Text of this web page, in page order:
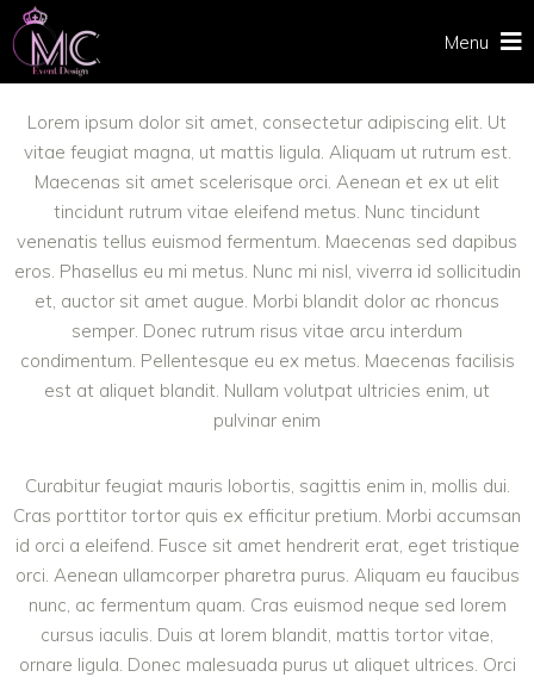
Menu
Lorem ipsum dolor sit amet, consectetur adipiscing elit. Ut
vitae feugiat magna, ut mattis ligula. Aliquam ut rutrum est.
Maecenas sit amet scelerisque orci. Aenean et ex ut elit
tincidunt rutrum vitae eleifend metus. Nunc tincidunt
venenatis tellus euismod fermentum. Maecenas sed dapibus
eros. Phasellus eu mi metus. Nunc mi nisl, viverra id sollicitudin
et, auctor sit amet augue. Morbi blandit dolor ac rhoncus
semper. Donec rutrum risus vitae arcu interdum
condimentum. Pellentesque eu ex metus. Maecenas facilisis
est at aliquet blandit. Nullam volutpat ultricies enim, ut
pulvinar enim
Curabitur feugiat mauris lobortis, sagittis enim in, mollis dui.
Cras porttitor tortor quis ex efficitur pretium. Morbi accumsan
id orci a eleifend. Fusce sit amet hendrerit erat, eget tristique
orci. Aenean ullamcorper pharetra purus. Aliquam eu faucibus
nunc, ac fermentum quam. Cras euismod neque sed lorem
cursus iaculis. Duis at lorem blandit, mattis tortor vitae,
ornare ligula. Donec malesuada purus ut aliquet ultrices. Orci